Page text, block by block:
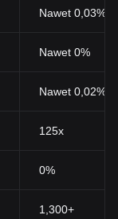
Nawet 0,03%
Nawet 0%
Nawet 0,02%
125x
0%
1,300+